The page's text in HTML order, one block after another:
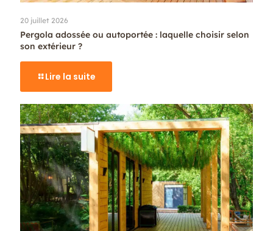
20 juillet 2026
Pergola adossée ou autoportée : laquelle choisir selon
son extérieur ?
Lire la suite